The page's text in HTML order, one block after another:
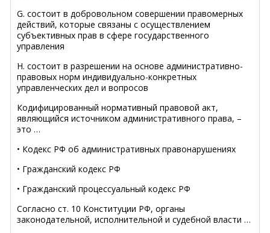
G. состоит в добровольном совершении правомерных
действий, которые связаны с осуществлением
субъективных прав в сфере государственного
управления
H. состоит в разрешении на основе административно-
правовых норм индивидуально-конкретных
управленческих дел и вопросов
Кодифицированный нормативный правовой акт,
являющийся источником административного права, –
это …
• Кодекс РФ об административных правонарушениях
• Гражданский кодекс РФ
• Гражданский процессуальный кодекс РФ
Согласно ст. 10 Конституции РФ, органы
законодательной, исполнительной и судебной власти …